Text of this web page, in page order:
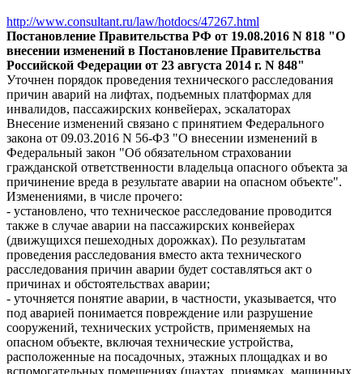
http://www.consultant.ru/law/hotdocs/47267.html
Постановление Правительства РФ от 19.08.2016 N 818 "О
внесении изменений в Постановление Правительства
Российской Федерации от 23 августа 2014 г. N 848"
Уточнен порядок проведения технического расследования
причин аварий на лифтах, подъемных платформах для
инвалидов, пассажирских конвейерах, эскалаторах
Внесение изменений связано с принятием Федерального
закона от 09.03.2016 N 56-ФЗ "О внесении изменений в
Федеральный закон "Об обязательном страховании
гражданской ответственности владельца опасного объекта за
причинение вреда в результате аварии на опасном объекте".
Изменениями, в числе прочего:
- установлено, что техническое расследование проводится
также в случае аварии на пассажирских конвейерах
(движущихся пешеходных дорожках). По результатам
проведения расследования вместо акта технического
расследования причин аварии будет составляться акт о
причинах и обстоятельствах аварии;
- уточняется понятие аварии, в частности, указывается, что
под аварией понимается повреждение или разрушение
сооружений, технических устройств, применяемых на
опасном объекте, включая технические устройства,
расположенные на посадочных, этажных площадках и во
вспомогательных помещениях (шахтах, приямках, машинных